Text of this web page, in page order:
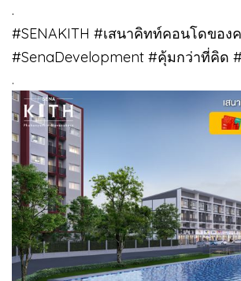
.
#SENAKITH #เสนาคิทท์คอนโดของ
#SenaDevelopment #คุ้มกว่าที่คิด
.